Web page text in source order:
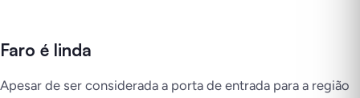
Faro é linda
Apesar de ser considerada a porta de entrada para a região